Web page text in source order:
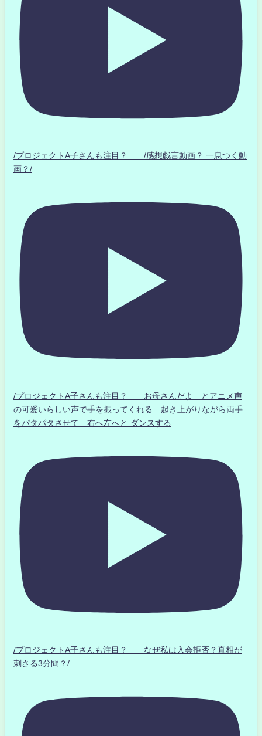
/プロジェクトA子さんも注目？ /感想戯言動画？.一息つく動
画？/
/プロジェクトA子さんも注目？ お母さんだよ とアニメ声
の可愛いらしい声で手を振ってくれる 起き上がりながら両手
をパタパタさせて 右へ左へと ダンスする
/プロジェクトA子さんも注目？ なぜ私は入会拒否？真相が
刺さる3分間？/